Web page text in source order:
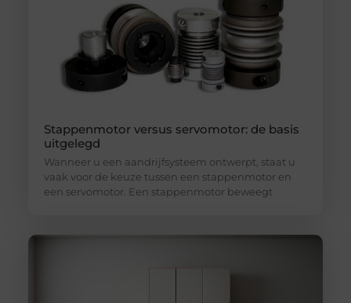
Stappenmotor versus servomotor: de basis
uitgelegd
Wanneer u een aandrijfsysteem ontwerpt, staat u
vaak voor de keuze tussen een stappenmotor en
een servomotor. Een stappenmotor beweegt